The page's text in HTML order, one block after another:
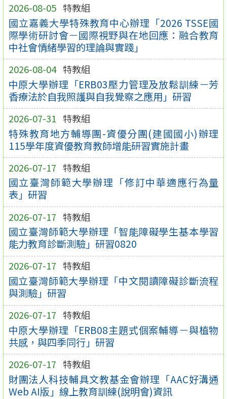
2026-08-05 特教組
國立嘉義大學特殊教育中心辦理「2026 TSSE國
際學術研討會－國際視野與在地回應：融合教育
中社會情緒學習的理論與實踐」
2026-08-04 特教組
中原大學辦理「ERB03壓力管理及放鬆訓練－芳
香療法於自我照護與自我覺察之應用」研習
2026-07-31 特教組
特殊教育地方輔導團-資優分團(建國國小)辦理
115學年度資優教育教師增能研習實施計畫
2026-07-17 特教組
國立臺灣師範大學辦理「修訂中華適應行為量
表」研習
2026-07-17 特教組
國立臺灣師範大學辦理「智能障礙學生基本學習
能力教育診斷測驗」研習0820
2026-07-17 特教組
國立臺灣師範大學辦理「中文閱讀障礙診斷流程
與測驗」研習
2026-07-17 特教組
中原大學辦理「ERB08主題式個案輔導－與植物
共感，與四季同行」研習
2026-07-17 特教組
財團法人科技輔具文教基金會辦理「AAC好溝通
Web AI版」線上教育訓練(說明會)資訊